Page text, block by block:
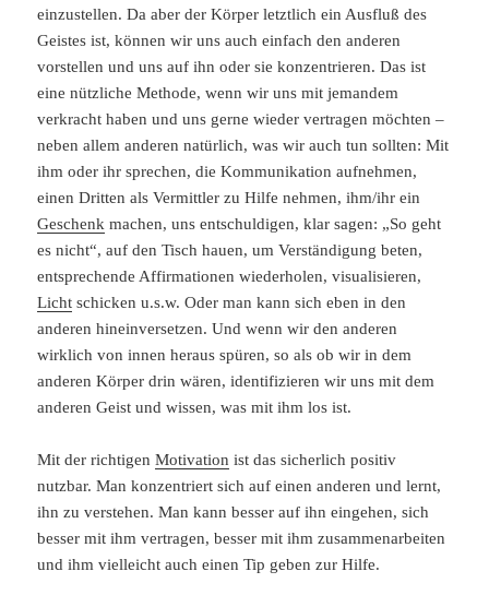
einzustellen. Da aber der Körper letztlich ein Ausfluß des
Geistes ist, können wir uns auch einfach den anderen
vorstellen und uns auf ihn oder sie konzentrieren. Das ist
eine nützliche Methode, wenn wir uns mit jemandem
verkracht haben und uns gerne wieder vertragen möchten –
neben allem anderen natürlich, was wir auch tun sollten: Mit
ihm oder ihr sprechen, die Kommunikation aufnehmen,
einen Dritten als Vermittler zu Hilfe nehmen, ihm/ihr ein
Geschenk machen, uns entschuldigen, klar sagen: „So geht
es nicht“, auf den Tisch hauen, um Verständigung beten,
entsprechende Affirmationen wiederholen, visualisieren,
Licht schicken u.s.w. Oder man kann sich eben in den
anderen hineinversetzen. Und wenn wir den anderen
wirklich von innen heraus spüren, so als ob wir in dem
anderen Körper drin wären, identifizieren wir uns mit dem
anderen Geist und wissen, was mit ihm los ist.
Mit der richtigenMotivation ist das sicherlich positiv
nutzbar. Man konzentriert sich auf einen anderen und lernt,
ihn zu verstehen. Man kann besser auf ihn eingehen, sich
besser mit ihm vertragen, besser mit ihm zusammenarbeiten
und ihm vielleicht auch einen Tip geben zur Hilfe.